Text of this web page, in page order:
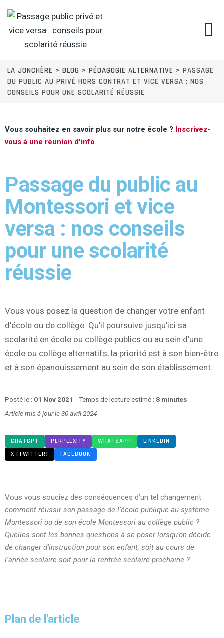
LA JONCHÈRE > BLOG > PÉDAGOGIE ALTERNATIVE > PASSAGE
DU PUBLIC AU PRIVÉ HORS CONTRAT ET VICE VERSA : NOS
CONSEILS POUR UNE SCOLARITÉ RÉUSSIE
Vous souhaitez en savoir plus sur notre école ? Inscrivez-
vous à une réunion d'info
Passage du public au
Montessori et vice
versa : nos conseils
pour une scolarité
réussie
Vous vous posez la question de changer votre enfant
d’école ou de collège. Qu’il poursuive jusqu’ici sa
scolarité en école ou collège publics ou au sein d’une
école ou collège alternatifs, la priorité est à son bien-être
et à son épanouissement au sein de son établissement.
Posté le : 01 Nov 2021 - Temps de lecture estimé : 8 minutes
Article mis à jour le 30 avril 2024
CHATGPT PERPLEXITY WHATSAPP
LINKEDIN
X (TWITTER)
FACEBOOK
Vous vous souciez des conséquences d’un tel changement :
comment réussir son passage de l’école publique au système
Montessori ou de son école Montessori au collège public ?
Quelles sont les bonnes questions à se poser lorsqu’on décide
de changer d’instruction pour son enfant, soit au cours de
l’année scolaire soit pour la rentrée scolaire prochaine ?
Plan de l'article